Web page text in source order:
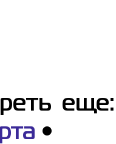
еще:
•